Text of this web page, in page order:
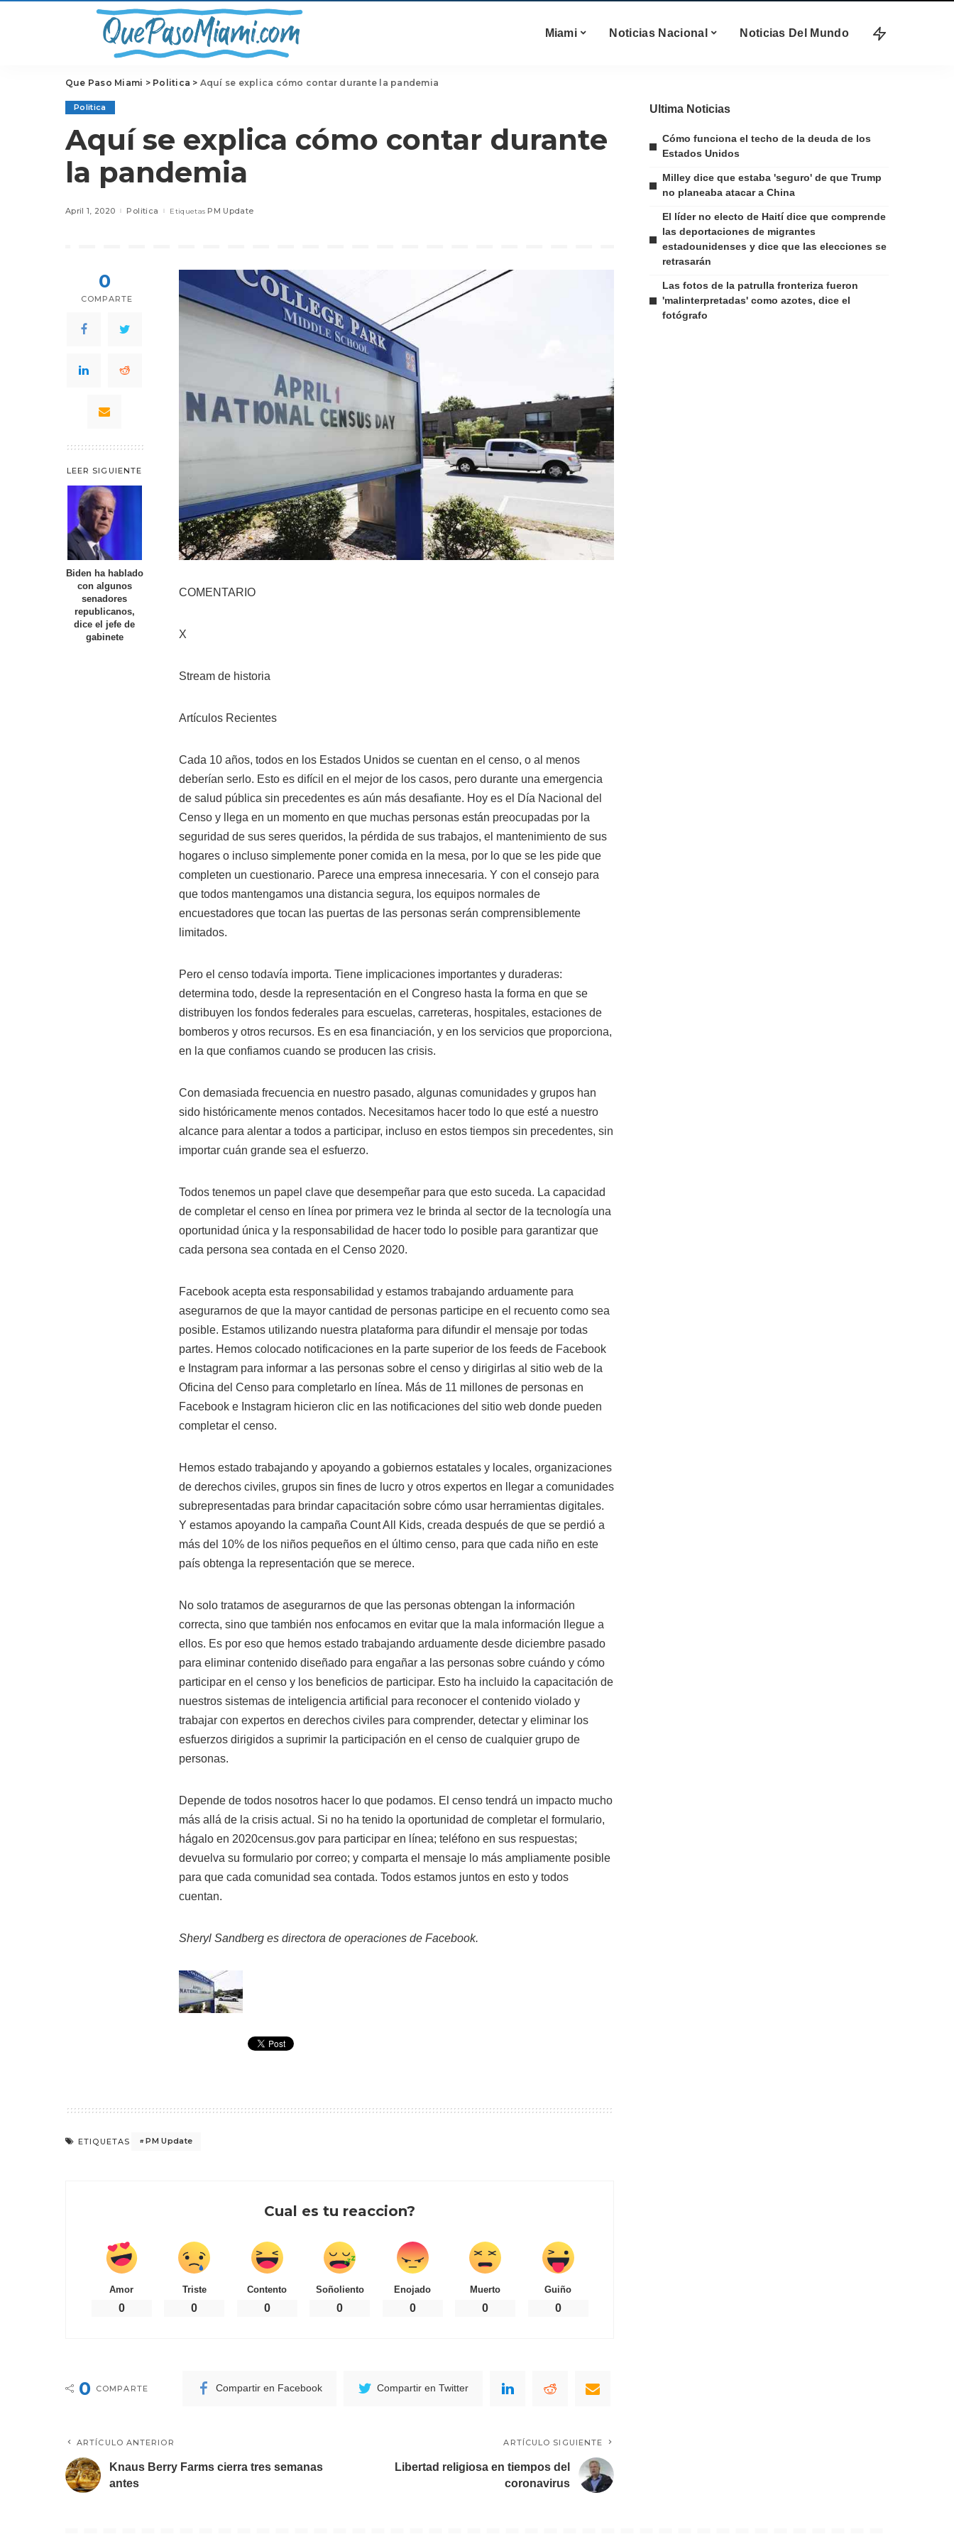
Miami Noticias Nacional Noticias Del Mundo
Que Paso Miami > Politica > Aquí se explica cómo contar durante la pandemia
Politica
Aquí se explica cómo contar durante
la pandemia
April 1, 2020 Politica Etiquetas PM Update
0
COMPARTE
LEER SIGUIENTE
Biden ha hablado
con algunos
senadores
republicanos,
dice el jefe de
gabinete
COMENTARIO
X
Stream de historia
Artículos Recientes
Cada 10 años, todos en los Estados Unidos se cuentan en el censo, o al menos
deberían serlo. Esto es difícil en el mejor de los casos, pero durante una emergencia
de salud pública sin precedentes es aún más desafiante. Hoy es el Día Nacional del
Censo y llega en un momento en que muchas personas están preocupadas por la
seguridad de sus seres queridos, la pérdida de sus trabajos, el mantenimiento de sus
hogares o incluso simplemente poner comida en la mesa, por lo que se les pide que
completen un cuestionario. Parece una empresa innecesaria. Y con el consejo para
que todos mantengamos una distancia segura, los equipos normales de
encuestadores que tocan las puertas de las personas serán comprensiblemente
limitados.
Pero el censo todavía importa. Tiene implicaciones importantes y duraderas:
determina todo, desde la representación en el Congreso hasta la forma en que se
distribuyen los fondos federales para escuelas, carreteras, hospitales, estaciones de
bomberos y otros recursos. Es en esa financiación, y en los servicios que proporciona,
en la que confiamos cuando se producen las crisis.
Con demasiada frecuencia en nuestro pasado, algunas comunidades y grupos han
sido históricamente menos contados. Necesitamos hacer todo lo que esté a nuestro
alcance para alentar a todos a participar, incluso en estos tiempos sin precedentes, sin
importar cuán grande sea el esfuerzo.
Todos tenemos un papel clave que desempeñar para que esto suceda. La capacidad
de completar el censo en línea por primera vez le brinda al sector de la tecnología una
oportunidad única y la responsabilidad de hacer todo lo posible para garantizar que
cada persona sea contada en el Censo 2020.
Facebook acepta esta responsabilidad y estamos trabajando arduamente para
asegurarnos de que la mayor cantidad de personas participe en el recuento como sea
posible. Estamos utilizando nuestra plataforma para difundir el mensaje por todas
partes. Hemos colocado notificaciones en la parte superior de los feeds de Facebook
e Instagram para informar a las personas sobre el censo y dirigirlas al sitio web de la
Oficina del Censo para completarlo en línea. Más de 11 millones de personas en
Facebook e Instagram hicieron clic en las notificaciones del sitio web donde pueden
completar el censo.
Hemos estado trabajando y apoyando a gobiernos estatales y locales, organizaciones
de derechos civiles, grupos sin fines de lucro y otros expertos en llegar a comunidades
subrepresentadas para brindar capacitación sobre cómo usar herramientas digitales.
Y estamos apoyando la campaña Count All Kids, creada después de que se perdió a
más del 10% de los niños pequeños en el último censo, para que cada niño en este
país obtenga la representación que se merece.
No solo tratamos de asegurarnos de que las personas obtengan la información
correcta, sino que también nos enfocamos en evitar que la mala información llegue a
ellos. Es por eso que hemos estado trabajando arduamente desde diciembre pasado
para eliminar contenido diseñado para engañar a las personas sobre cuándo y cómo
participar en el censo y los beneficios de participar. Esto ha incluido la capacitación de
nuestros sistemas de inteligencia artificial para reconocer el contenido violado y
trabajar con expertos en derechos civiles para comprender, detectar y eliminar los
esfuerzos dirigidos a suprimir la participación en el censo de cualquier grupo de
personas.
Depende de todos nosotros hacer lo que podamos. El censo tendrá un impacto mucho
más allá de la crisis actual. Si no ha tenido la oportunidad de completar el formulario,
hágalo en 2020census.gov para participar en línea; teléfono en sus respuestas;
devuelva su formulario por correo; y comparta el mensaje lo más ampliamente posible
para que cada comunidad sea contada. Todos estamos juntos en esto y todos
cuentan.
Sheryl Sandberg es directora de operaciones de Facebook.
ETIQUETAS PM Update
Cual es tu reaccion?
Amor
0
Triste
0
Contento
0
Soñoliento
0
Enojado
0
Muerto
0
Guiño
0
0 COMPARTE Compartir en Facebook Compartir en Twitter
ARTÍCULO ANTERIOR
Knaus Berry Farms cierra tres semanas
antes
ARTÍCULO SIGUIENTE
Libertad religiosa en tiempos del
coronavirus
Ultima Noticias
Cómo funciona el techo de la deuda de los
Estados Unidos
Milley dice que estaba 'seguro' de que Trump
no planeaba atacar a China
El líder no electo de Haití dice que comprende
las deportaciones de migrantes
estadounidenses y dice que las elecciones se
retrasarán
Las fotos de la patrulla fronteriza fueron
'malinterpretadas' como azotes, dice el
fotógrafo